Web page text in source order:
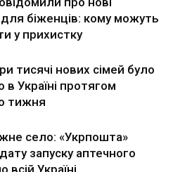
біженців: кому можуть
у прихистку
тисячі нових сімей було
в Україні протягом
тижня
село: «Укрпошта»
запуску аптечного
всій Україні